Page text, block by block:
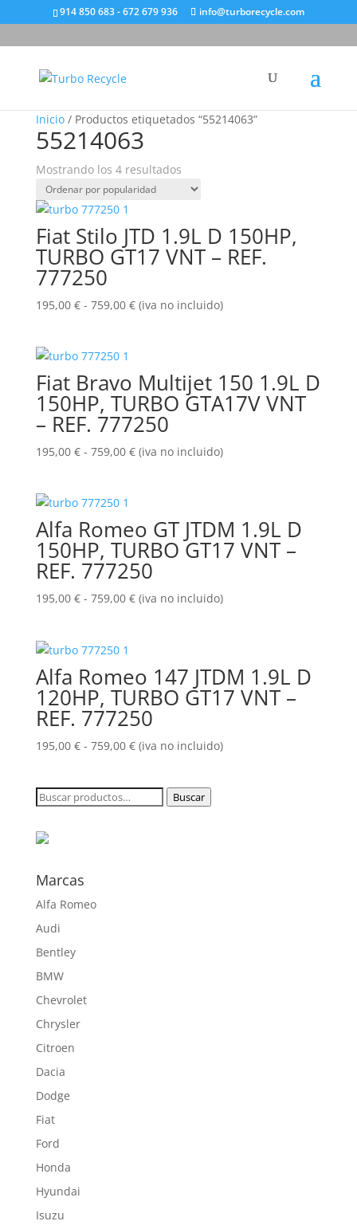
914 850 683 - 672 679 936 info@turborecycle.com
Inicio/ Productos etiquetados “55214063”
55214063
Mostrando los 4 resultadosOrdenado
por
Fiat Stilo JTD 1.9L D 150HP,
TURBO GT17 VNT – REF.
777250
195,00 € - 759,00 €Rango
195,00 €
hasta
759,00 €
(iva no incluido)
Fiat Bravo Multijet 150 1.9L D
150HP, TURBO GTA17V VNT
– REF. 777250
195,00 € - 759,00 €Rango
195,00 €
hasta
759,00 €
(iva no incluido)
Alfa Romeo GT JTDM 1.9L D
150HP, TURBO GT17 VNT –
REF. 777250
195,00 € - 759,00 €Rango
195,00 €
hasta
759,00 €
(iva no incluido)
Alfa Romeo 147 JTDM 1.9L D
120HP, TURBO GT17 VNT –
REF. 777250
195,00 € - 759,00 €Rango
(iva no incluido)
Buscar
Buscar
Marcas
Alfa Romeo
Audi
Bentley
BMW
Chevrolet
Chrysler
Citroen
Dacia
Dodge
Fiat
Ford
Honda
Hyundai
Isuzu